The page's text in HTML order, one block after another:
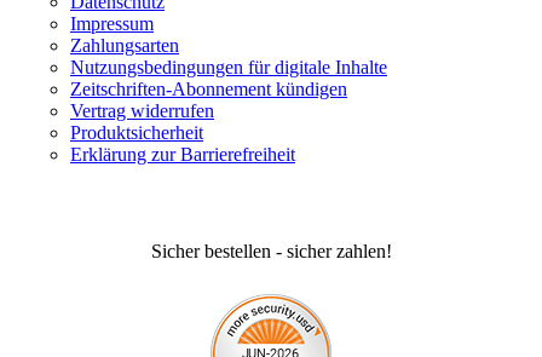
Impressum
Zahlungsarten
Nutzungsbedingungen für digitale Inhalte
Zeitschriften-Abonnement kündigen
Vertrag widerrufen
Produktsicherheit
Erklärung zur Barrierefreiheit
Sicher bestellen - sicher zahlen!